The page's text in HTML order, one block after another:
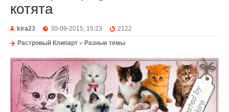
котята
kira23 30-09-2015, 15:23
2122
Растровый Клипарт » Разные темы